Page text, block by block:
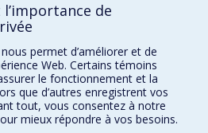
l’importance de
permet d’améliorer et de
Web. Certains témoins
le fonctionnement et la
que d’autres enregistrent vos
tout, vous consentez à notre
mieux répondre à vos besoins.